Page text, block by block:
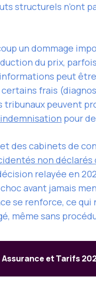
structurels n’ont
un dommage
du prix,
peut
frais
tribunaux peuvent
pour
des cabinets de
non
relayée en
avant jamais
se renforce, ce qui
même sans
Assurance et Tarifs